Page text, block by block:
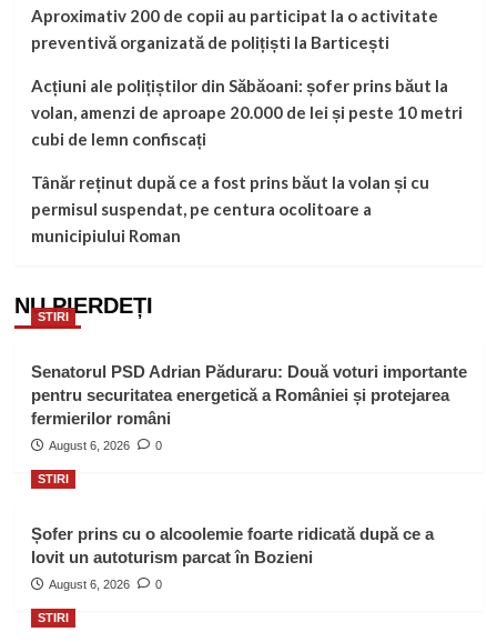
Aproximativ 200 de copii au participat la o activitate
preventivă organizată de polițiști la Barticești
Acțiuni ale polițiștilor din Săbăoani: șofer prins băut la
volan, amenzi de aproape 20.000 de lei și peste 10 metri
cubi de lemn confiscați
Tânăr reținut după ce a fost prins băut la volan și cu
permisul suspendat, pe centura ocolitoare a
municipiului Roman
NU PIERDEȚI
STIRI
Senatorul PSD Adrian Păduraru: Două voturi importante
pentru securitatea energetică a României și protejarea
fermierilor români
August 6, 2026 0
STIRI
Șofer prins cu o alcoolemie foarte ridicată după ce a
lovit un autoturism parcat în Bozieni
August 6, 2026 0
STIRI